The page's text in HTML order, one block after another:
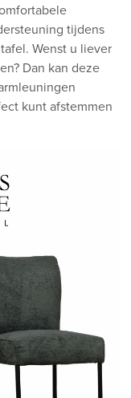
tijdens
Wenst u liever
Dan kan deze
kunt afstemmen